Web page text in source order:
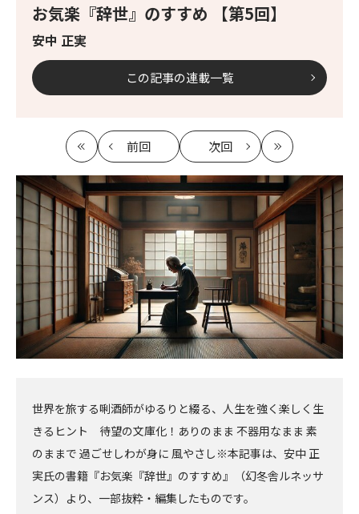
お気楽『辞世』のすすめ 【第5回】
安中 正実
この記事の連載一覧
最
初
前回
記
事
次回
記
事
最
新
世界を旅する唎酒師がゆるりと綴る、人生を強く楽しく生
きるヒント 待望の文庫化！ありのまま 不器用なまま 素
のままで 過ごせしわが身に 風やさし※本記事は、安中 正
実氏の書籍『お気楽『辞世』のすすめ』（幻冬舎ルネッサ
ンス）より、一部抜粋・編集したものです。